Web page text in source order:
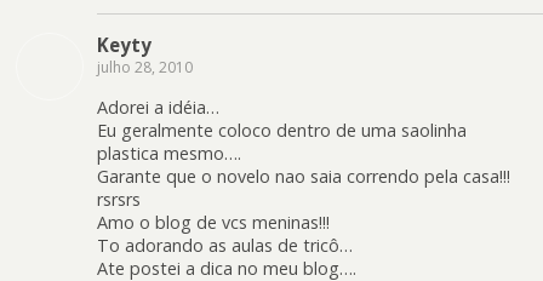
Keyty
julho 28, 2010
Adorei a idéia…
Eu geralmente coloco dentro de uma saolinha
plastica mesmo….
Garante que o novelo nao saia correndo pela casa!!!
rsrsrs
Amo o blog de vcs meninas!!!
To adorando as aulas de tricô…
Ate postei a dica no meu blog….